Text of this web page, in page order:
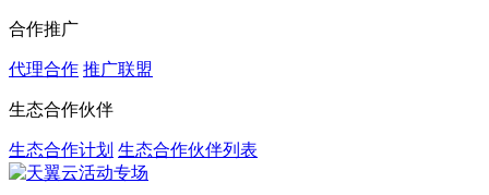
合作推广
代理合作 推广联盟
生态合作伙伴
生态合作计划 生态合作伙伴列表